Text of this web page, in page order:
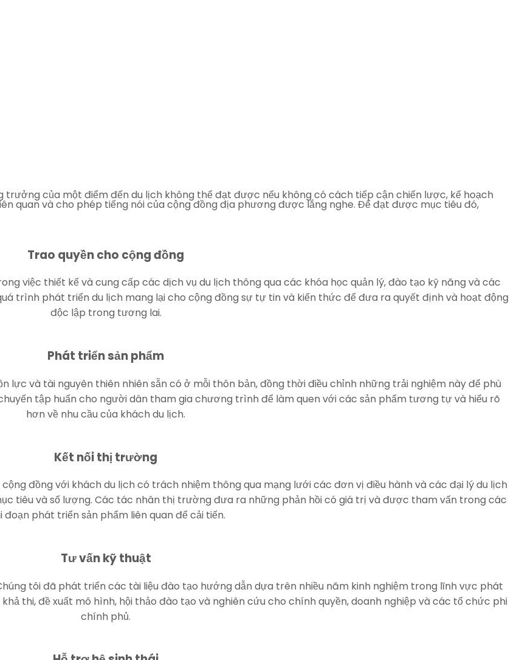
của một điểm đến du lịch không thể đạt được nếu không có cách tiếp cận chiến lược, kế hoạch
quan và cho phép tiếng nói của cộng đồng địa phương được lắng nghe. Để đạt được mục tiêu đó,
Trao quyền cho cộng đồng
việc thiết kế và cung cấp các dịch vụ du lịch thông qua các khóa học quản lý, đào tạo kỹ năng và các
trình phát triển du lịch mang lại cho cộng đồng sự tự tin và kiến thức để đưa ra quyết định và hoạt động
độc lập trong tương lai.
Phát triển sản phẩm
lực và tài nguyên thiên nhiên sẵn có ở mỗi thôn bản, đồng thời điều chỉnh những trải nghiệm này để phù
tập huấn cho người dân tham gia chương trình để làm quen với các sản phẩm tương tự và hiểu rõ
hơn về nhu cầu của khách du lịch.
Kết nối thị trường
đồng với khách du lịch có trách nhiệm thông qua mạng lưới các đơn vị điều hành và các đại lý du lịch
tiêu và số lượng. Các tác nhân thị trường đưa ra những phản hồi có giá trị và được tham vấn trong các
đoạn phát triển sản phẩm liên quan để cải tiến.
Tư vấn kỹ thuật
tôi đã phát triển các tài liệu đào tạo hướng dẫn dựa trên nhiều năm kinh nghiệm trong lĩnh vực phát
thi, đề xuất mô hình, hội thảo đào tạo và nghiên cứu cho chính quyền, doanh nghiệp và các tổ chức phi
chính phủ.